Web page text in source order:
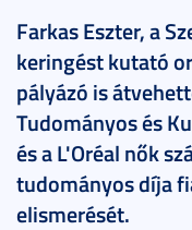
Farkas Eszter, a
keringést kutató
pályázó is
Tudományos és
és a L'Oréal nők
tudományos díja
elismerését.